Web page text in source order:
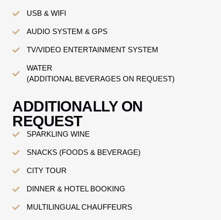
USB & WIFI
AUDIO SYSTEM & GPS
TV/VIDEO ENTERTAINMENT SYSTEM
WATER
(ADDITIONAL BEVERAGES ON REQUEST)
ADDITIONALLY ON
REQUEST
SPARKLING WINE
SNACKS (FOODS & BEVERAGE)
CITY TOUR
DINNER & HOTEL BOOKING
MULTILINGUAL CHAUFFEURS